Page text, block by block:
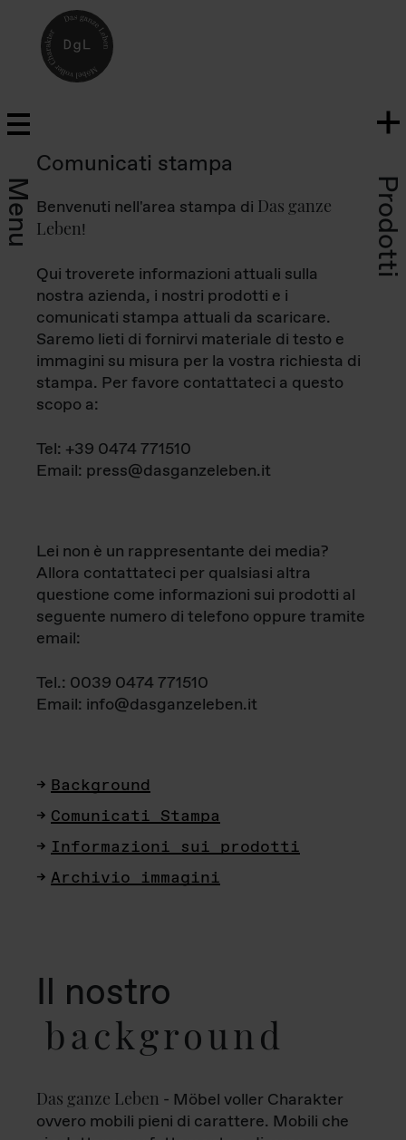
Menu Prodotti
Comunicati stampa
Benvenuti nell'area stampa di Das ganze
Leben!
Qui troverete informazioni attuali sulla
nostra azienda, i nostri prodotti e i
comunicati stampa attuali da scaricare.
Saremo lieti di fornirvi materiale di testo e
immagini su misura per la vostra richiesta di
stampa. Per favore contattateci a questo
scopo a:
Tel: +39 0474 771510
Email: press@dasganzeleben.it
Lei non è un rappresentante dei media?
Allora contattateci per qualsiasi altra
questione come informazioni sui prodotti al
seguente numero di telefono oppure tramite
email:
Tel.: 0039 0474 771510
Email: info@dasganzeleben.it
Background
Comunicati Stampa
Informazioni sui prodotti
Archivio immagini
Il nostro
background
Das ganze Leben - Möbel voller Charakter
ovvero mobili pieni di carattere. Mobili che